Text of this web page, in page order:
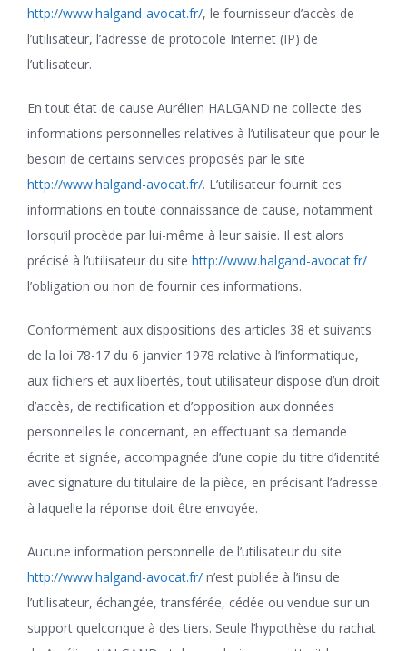
http://www.halgand-avocat.fr/, le fournisseur d’accès de
l’utilisateur, l’adresse de protocole Internet (IP) de
l’utilisateur.
En tout état de cause Aurélien HALGAND ne collecte des
informations personnelles relatives à l’utilisateur que pour le
besoin de certains services proposés par le site
http://www.halgand-avocat.fr/. L’utilisateur fournit ces
informations en toute connaissance de cause, notamment
lorsqu’il procède par lui-même à leur saisie. Il est alors
précisé à l’utilisateur du site http://www.halgand-avocat.fr/
l’obligation ou non de fournir ces informations.
Conformément aux dispositions des articles 38 et suivants
de la loi 78-17 du 6 janvier 1978 relative à l’informatique,
aux fichiers et aux libertés, tout utilisateur dispose d’un droit
d’accès, de rectification et d’opposition aux données
personnelles le concernant, en effectuant sa demande
écrite et signée, accompagnée d’une copie du titre d’identité
avec signature du titulaire de la pièce, en précisant l’adresse
à laquelle la réponse doit être envoyée.
Aucune information personnelle de l’utilisateur du site
http://www.halgand-avocat.fr/ n’est publiée à l’insu de
l’utilisateur, échangée, transférée, cédée ou vendue sur un
support quelconque à des tiers. Seule l’hypothèse du rachat